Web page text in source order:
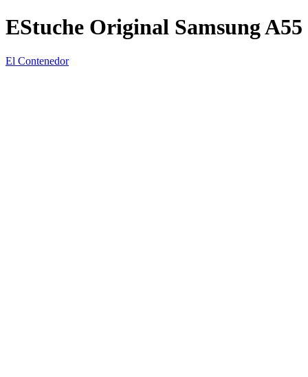
EStuche Original Samsung A55
El Contenedor